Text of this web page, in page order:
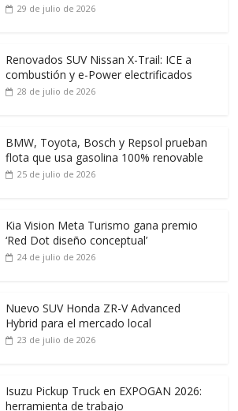
29 de julio de 2026
Renovados SUV Nissan X-Trail: ICE a
combustión y e-Power electrificados
28 de julio de 2026
BMW, Toyota, Bosch y Repsol prueban
flota que usa gasolina 100% renovable
25 de julio de 2026
Kia Vision Meta Turismo gana premio
‘Red Dot diseño conceptual’
24 de julio de 2026
Nuevo SUV Honda ZR-V Advanced
Hybrid para el mercado local
23 de julio de 2026
Isuzu Pickup Truck en EXPOGAN 2026:
herramienta de trabajo